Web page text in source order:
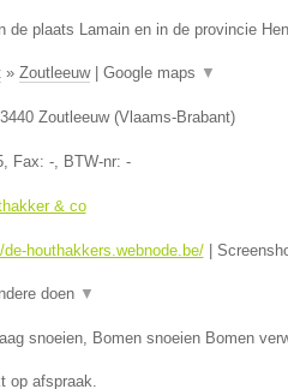
de plaats Lamain en in de provincie
» Zoutleeuw| Google maps ▼
3440 Zoutleeuw(Vlaams-Brabant)
, Fax: -, BTW-nr: -
& co
de-houthakkers.webnode.be/|
doen ▼
snoeien, Bomen snoeien Bomen
op afspraak.